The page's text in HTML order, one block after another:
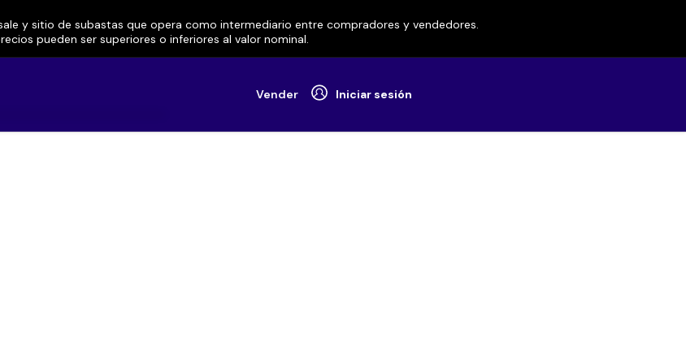
y sitio de subastas que opera como intermediario entre compradores y vendedores.
pueden ser superiores o inferiores al valor nominal.
Vender Iniciar sesión